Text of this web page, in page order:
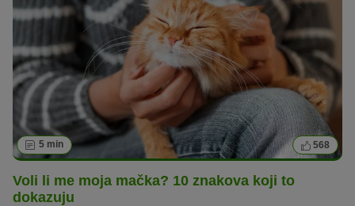
5 min 568
Voli li me moja mačka? 10 znakova koji to
dokazuju